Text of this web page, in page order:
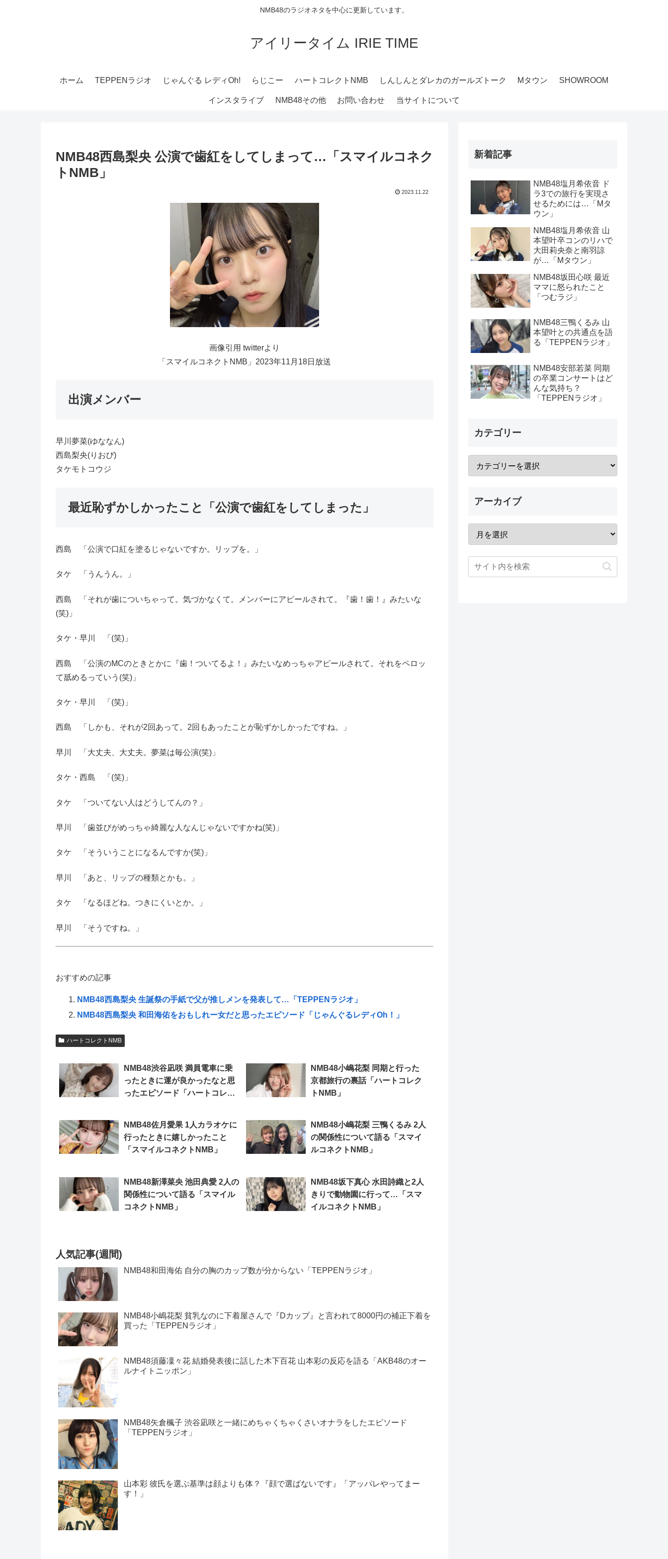
NMB48のラジオネタを中心に更新しています。
アイリータイム IRIE TIME
ホーム TEPPENラジオ じゃんぐる レディOh! らじこー ハートコレクトNMB しんしんとダレカのガールズトーク Mタウン SHOWROOM
インスタライブ NMB48その他 お問い合わせ 当サイトについて
NMB48西島梨央 公演で歯紅をしてしまって…「スマイルコネク
トNMB」
2023.11.22
画像引用 twitterより
「スマイルコネクトNMB」2023年11月18日放送
出演メンバー
早川夢菜(ゆななん)
西島梨央(りおぴ)
タケモトコウジ
最近恥ずかしかったこと「公演で歯紅をしてしまった」
西島 「公演で口紅を塗るじゃないですか。リップを。」
タケ 「うんうん。」
西島 「それが歯についちゃって。気づかなくて。メンバーにアピールされて。『歯！歯！』みたいな
(笑)」
タケ・早川 「(笑)」
西島 「公演のMCのときとかに『歯！ついてるよ！』みたいなめっちゃアピールされて。それをペロッ
て舐めるっていう(笑)」
タケ・早川 「(笑)」
西島 「しかも、それが2回あって。2回もあったことが恥ずかしかったですね。」
早川 「大丈夫、大丈夫。夢菜は毎公演(笑)」
タケ・西島 「(笑)」
タケ 「ついてない人はどうしてんの？」
早川 「歯並びがめっちゃ綺麗な人なんじゃないですかね(笑)」
タケ 「そういうことになるんですか(笑)」
早川 「あと、リップの種類とかも。」
タケ 「なるほどね。つきにくいとか。」
早川 「そうですね。」
おすすめの記事
NMB48西島梨央 生誕祭の手紙で父が推しメンを発表して…「TEPPENラジオ」
NMB48西島梨央 和田海佑をおもしれー女だと思ったエピソード「じゃんぐるレディOh！」
ハートコレクトNMB
NMB48渋谷凪咲 満員電車に乗
ったときに運が良かったなと思
ったエピソード「ハートコレク
NMB48小嶋花梨 同期と行った
京都旅行の裏話「ハートコレク
トNMB」
NMB48佐月愛果 1人カラオケに
行ったときに嬉しかったこと
「スマイルコネクトNMB」
NMB48小嶋花梨 三鴨くるみ 2人
の関係性について語る「スマイ
ルコネクトNMB」
NMB48新澤菜央 池田典愛 2人の
関係性について語る「スマイル
コネクトNMB」
NMB48坂下真心 水田詩織と2人
きりで動物園に行って…「スマ
イルコネクトNMB」
人気記事(週間)
NMB48和田海佑 自分の胸のカップ数が分からない「TEPPENラジオ」
NMB48小嶋花梨 貧乳なのに下着屋さんで『Dカップ』と言われて8000円の補正下着を
買った「TEPPENラジオ」
NMB48須藤凜々花 結婚発表後に話した木下百花 山本彩の反応を語る「AKB48のオー
ルナイトニッポン」
NMB48矢倉楓子 渋谷凪咲と一緒にめちゃくちゃくさいオナラをしたエピソード
「TEPPENラジオ」
山本彩 彼氏を選ぶ基準は顔よりも体？『顔で選ばないです』「アッパレやってまー
す！」
新着記事
NMB48塩月希依音 ド
ラ3での旅行を実現さ
せるためには…「Mタ
ウン」
NMB48塩月希依音 山
本望叶卒コンのリハで
大田莉央奈と南羽諒
が…「Mタウン」
NMB48坂田心咲 最近
ママに怒られたこと
「つむラジ」
NMB48三鴨くるみ 山
本望叶との共通点を語
る「TEPPENラジオ」
NMB48安部若菜 同期
の卒業コンサートはど
んな気持ち？
「TEPPENラジオ」
カテゴリー
アーカイブ